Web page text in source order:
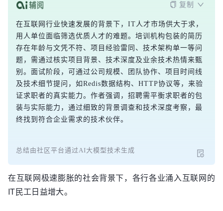
复制
在互联网行业快速发展的背景下，IT人才市场供大于求，
用人单位面临筛选优质人才的难题。培训机构包装的简历
存在年龄与文凭不符、项目经验雷同、技术架构单一等问
题，需通过核实项目背景、技术深度及业余技术热情来甄
别。面试阶段，可通过公司规模、团队协作、项目时间线
及技术细节提问，如Redis数据结构、HTTP协议等，来验
证求职者的真实能力。作者强调，招聘需平衡求职者的包
装与实际能力，通过细致的背景调查和技术深度考察，最
终找到符合企业需求的技术伙伴。
总结由社区平台通过AI大模型技术生成
在互联网极速膨胀的社会背景下，各行各业涌入互联网的
IT民工日益增大。